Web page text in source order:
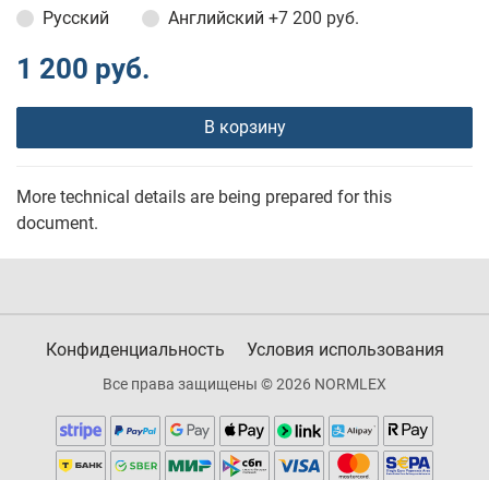
Русский
Английский +7 200 руб.
1 200 руб.
В корзину
More technical details are being prepared for this
document.
Конфиденциальность Условия использования
Все права защищены © 2026 NORMLEX